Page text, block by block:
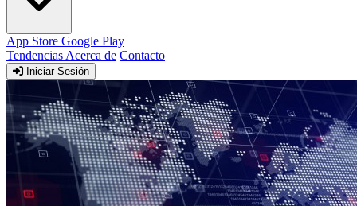
App Store Google Play
Tendencias Acerca de Contacto
Iniciar Sesión